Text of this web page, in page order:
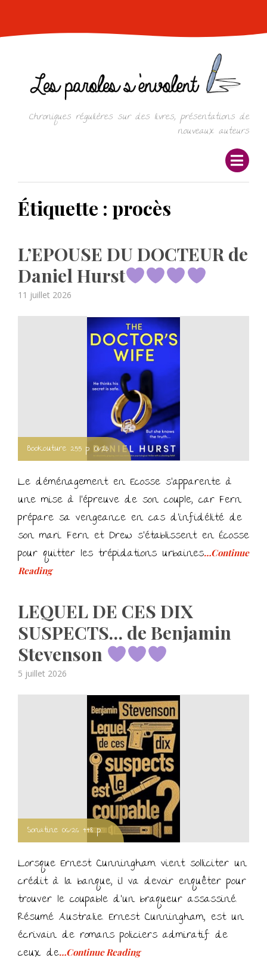
content
Chroniques régulières sur des livres, présentations de
nouveaux auteurs
Étiquette : procès
L’EPOUSE DU DOCTEUR de
Daniel Hurst
Posted
11 juillet 2026
Bookouture 255 p. 01/23
Le déménagement en Ecosse s’apparente à
une mise à l’épreuve de son couple, car Fern
prépare sa vengeance en cas d’infidélité de
son mari. Fern et Drew s’établissent en Écosse
pour quitter les trépidations urbaines…Continue
Reading
LEQUEL DE CES DIX
SUSPECTS… de Benjamin
Stevenson
Posted
5 juillet 2026
Sonatine 06/26 448 p.
Lorsque Ernest Cunningham vient solliciter un
crédit à la banque, il va devoir enquêter pour
trouver le coupable d’un braqueur assassiné.
Résumé Australie. Ernest Cunningham, est un
écrivain de romans policiers admiratif de
ceux de…Continue Reading